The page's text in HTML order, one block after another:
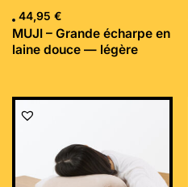
44,95 €
MUJI – Grande écharpe en
laine douce — légère